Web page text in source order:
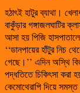
হঠাৎই হাটুর ব্যাথা।
বাকুঁড়ার গঙ্গাজলঘাটির
আসা হয় পিজি
‘‘ডানপায়ের হাঁটুর নিচ
গেছে।’’ এদিন অস্থি
পদ্ধতিতে চিকিৎসা
কেমোথেরাপি দিয়ে